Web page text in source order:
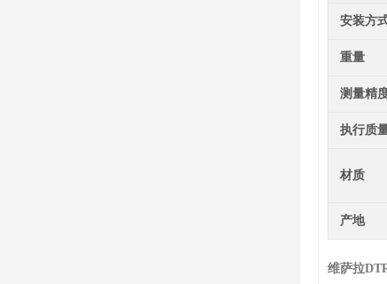
安装方
重量
测量精
执行质
材质
产地
维萨拉